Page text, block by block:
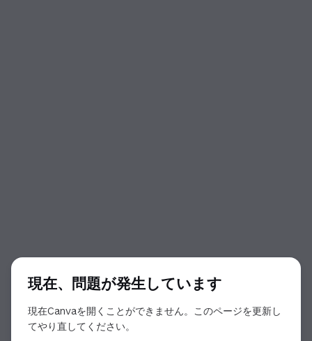
現在、問題が発生しています
現在Canvaを開くことができません。このページを更新し
てやり直してください。